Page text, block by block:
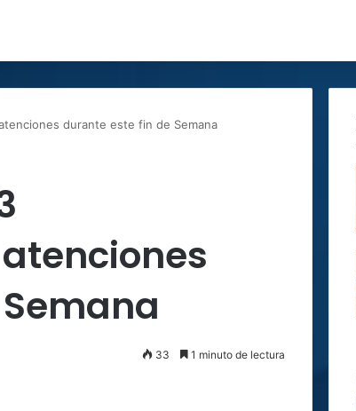
durante este fin de Semana
33 1 minuto de lectura